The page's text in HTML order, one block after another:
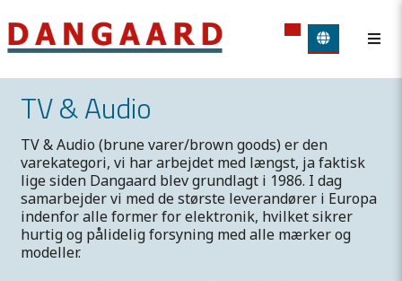
TV & Audio
TV & Audio (brune varer/brown goods) er den
varekategori, vi har arbejdet med længst, ja faktisk
lige siden Dangaard blev grundlagt i 1986. I dag
samarbejder vi med de største leverandører i Europa
indenfor alle former for elektronik, hvilket sikrer
hurtig og pålidelig forsyning med alle mærker og
modeller.